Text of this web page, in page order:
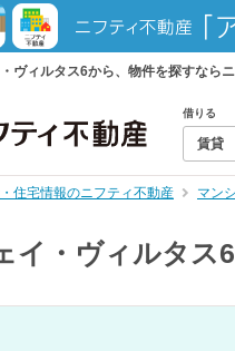
ヴィルタス6から、物件を探すなら
借りる
賃貸
住宅情報のニフティ不動産 マン
イ・ヴィルタス6